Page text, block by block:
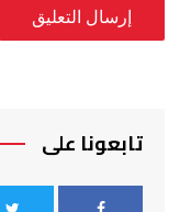
تابعونا على